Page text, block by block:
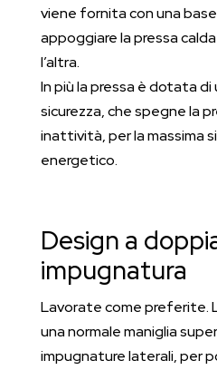
viene fornita con una
appoggiare la pressa
l’altra.
In più la pressa è dotata
sicurezza, che spegne la
inattività, per la massima
energetico.
Design a
impugnatura
Lavorate come preferite.
una normale maniglia
impugnature laterali, per